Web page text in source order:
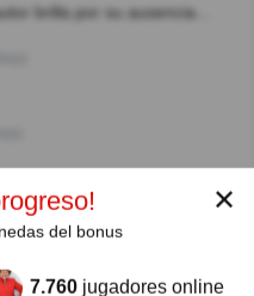
brilla por su ausencia...
✕
del bonus
7.760 jugadores online